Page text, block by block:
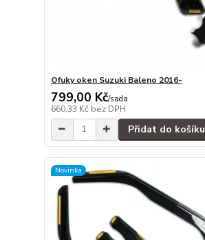
Ofuky oken Suzuki Baleno 2016-
799,00 Kč/sada
660,33 Kč bez DPH
Přidat do košíku
Novinka